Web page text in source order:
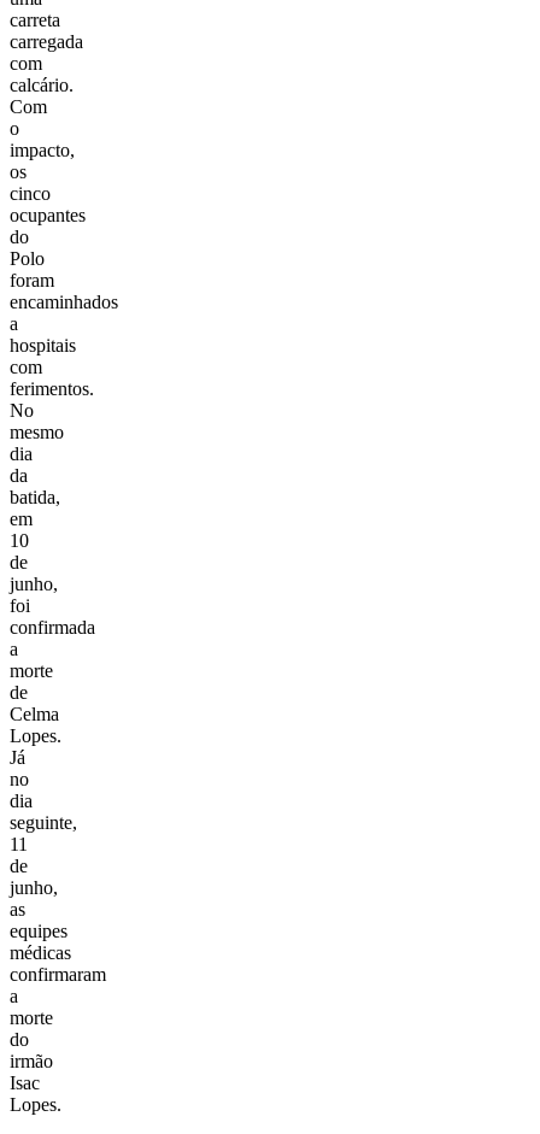
carreta
carregada
com
calcário.
Com
o
impacto,
os
cinco
ocupantes
do
Polo
foram
encaminhados
a
hospitais
com
ferimentos.
No
mesmo
dia
da
batida,
em
10
de
junho,
foi
confirmada
a
morte
de
Celma
Lopes.
Já
no
dia
seguinte,
11
de
junho,
as
equipes
médicas
confirmaram
a
morte
do
irmão
Isac
Lopes.